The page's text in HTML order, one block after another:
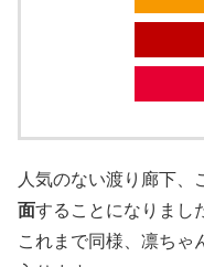
人気のない渡り廊下、
面することになりまし
これまで同様、凛ちゃ